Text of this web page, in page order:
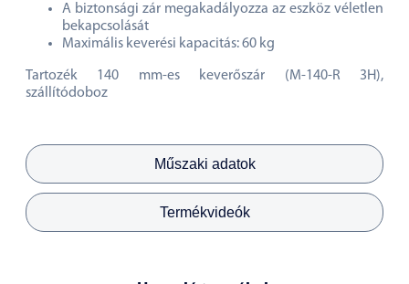
Műszaki adatok
Termékvideók
A biztonsági zár megakadályozza az eszköz véletlen
bekapcsolását
Maximális keverési kapacitás: 60 kg
Tartozék 140 mm-es keverőszár (M-140-R 3H),
szállítódoboz